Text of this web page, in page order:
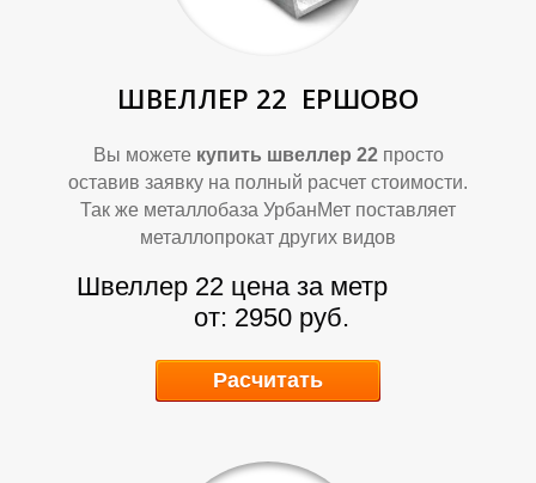
Р
ШВЕЛЛЕР 22 ЕРШОВО
Вы можете купить швеллер 22просто
оставив заявку на полный расчет стоимости.
Так же металлобаза УрбанМет поставляет
металлопрокат других видов
Швеллер 22 цена за метр
от: 2950 руб.
Расчитать
Р